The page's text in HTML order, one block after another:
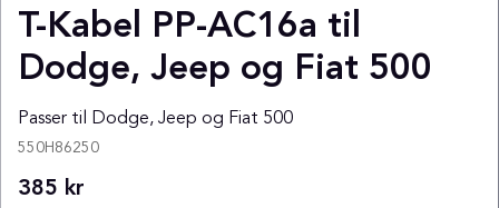
T-Kabel PP-AC16a til
Dodge, Jeep og Fiat 500
Passer til Dodge, Jeep og Fiat 500
550H86250
385 kr